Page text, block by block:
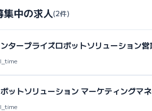
集中の求人(2件)
タープライズロボットソリューション営
ットソリューション マーケティングマ